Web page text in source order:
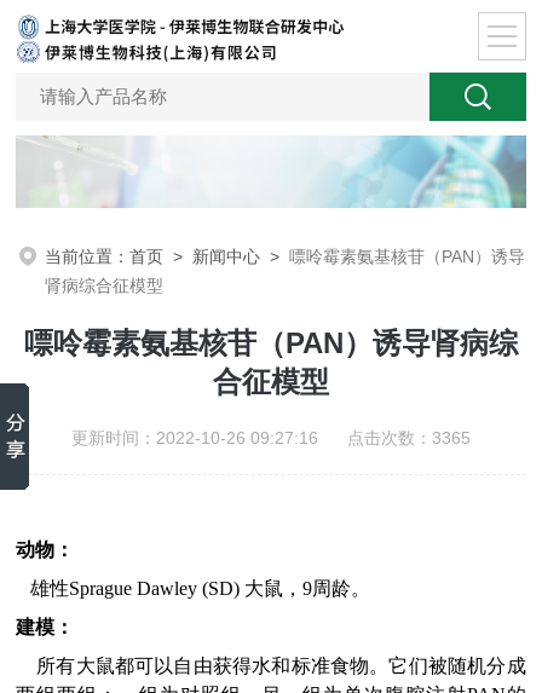
当前位置：首页 > 新闻中心 >嘌呤霉素氨基核苷（PAN）诱导
肾病综合征模型
嘌呤霉素氨基核苷（PAN）诱导肾病综
合征模型
更新时间：2022-10-26 09:27:16 点击次数：3365
动物：
雄性Sprague Dawley (SD) 大鼠，9周龄。
建模：
所有大鼠都可以自由获得水和标准食物。它们被随机分成